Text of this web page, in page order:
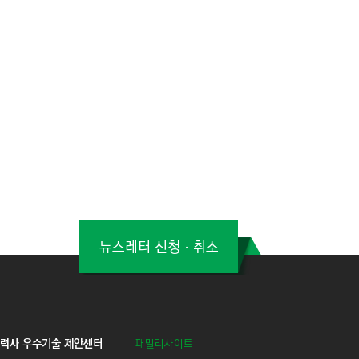
뉴스레터 신청ㆍ취소
사 우수기술 제안센터 패밀리사이트